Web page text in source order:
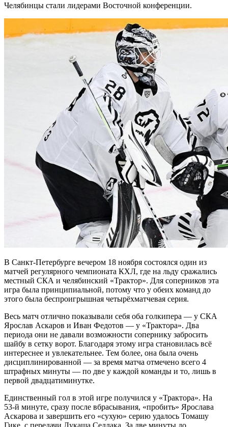
Челябинцы стали лидерами Восточной конференции.
В Санкт-Петербурге вечером 18 ноября состоялся один из
матчей регулярного чемпионата КХЛ, где на льду сражались
местный СКА и челябинский «Трактор». Для соперников эта
игра была принципиальной, потому что у обеих команд до
этого была беспроигрышная четырёхматчевая серия.
Весь матч отлично показывали себя оба голкипера — у СКА
Ярослав Аскаров и Иван Федотов — у «Трактора». Два
периода они не давали возможности сопернику забросить
шайбу в сетку ворот. Благодаря этому игра становилась всё
интереснее и увлекательнее. Тем более, она была очень
дисциплинированной — за время матча отмечено всего 4
штрафных минуты — по две у каждой команды и то, лишь в
первой двадцатиминутке.
Единственный гол в этой игре получился у «Трактора». На
53-й минуте, сразу после вбрасывания, «пробить» Ярослава
Аскарова и завершить его «сухую» серию удалось Томашу
Гике, с передачи Лукаша Седлака. За две минуты до